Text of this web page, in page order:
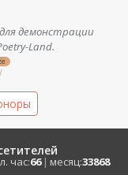
демонстрации
Land.
час:66 | месяц:33868